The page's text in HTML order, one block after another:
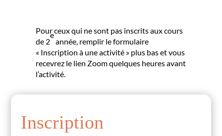
Pour ceux qui ne sont pas inscrits aux cours
de 2
e
année, remplir le formulaire
« Inscription à une activité » plus bas et vous
recevrez le lien Zoom quelques heures avant
l’activité.
Inscription